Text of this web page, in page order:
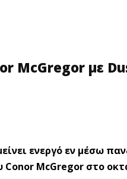
McGregor με
ενεργό εν μέσω
McGregor στο